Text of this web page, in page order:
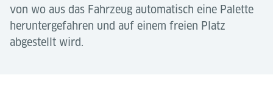
von wo aus das Fahrzeug automatisch eine Palette
heruntergefahren und auf einem freien Platz
abgestellt wird.